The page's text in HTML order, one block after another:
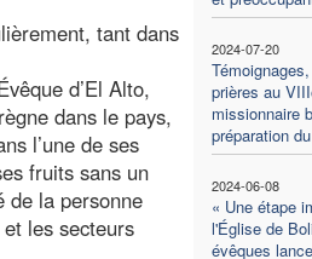
2024-07-20
prières au
missionnaire
préparation
2024-06-08
« Une étape
l'Église de
évêques
tant dans
d’El Alto,
dans le pays,
l’une de ses
fruits sans un
de la personne
les secteurs